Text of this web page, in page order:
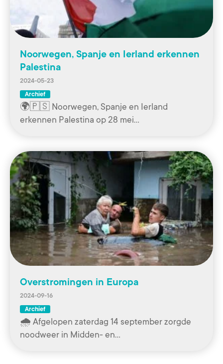
Noorwegen, Spanje en Ierland erkennen
Palestina
2024-05-23
Archief
🌍🇵🇸 Noorwegen, Spanje en Ierland
erkennen Palestina op 28 mei…
Overstromingen in Europa
2024-09-16
Archief
🌧️ Afgelopen zaterdag 14 september zorgde
noodweer in Midden- en…